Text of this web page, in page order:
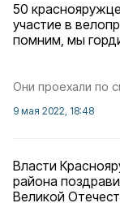
50
участие в
помним, мы
Они проехали по
9 мая 2022, 18:48
Власти
района
Великой